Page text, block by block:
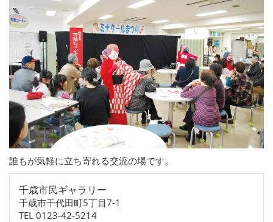
誰もが気軽に立ち寄れる交流の場です。
千歳市民ギャラリー
千歳市千代田町5丁目7-1
TEL 0123-42-5214